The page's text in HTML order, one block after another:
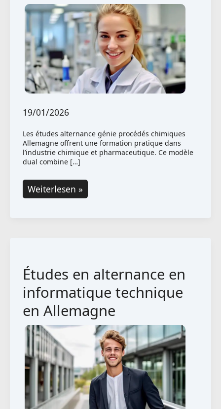
19/01/2026
Les études alternance génie procédés chimiques
Allemagne offrent une formation pratique dans
l’industrie chimique et pharmaceutique. Ce modèle
dual combine […]
Études
en
procédés
chimiques
en
Allemagne
Weiterlesen »
Études en alternance en
informatique technique
en Allemagne